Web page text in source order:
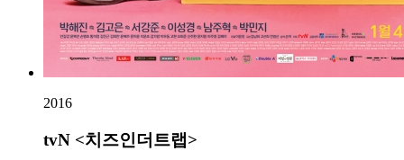
2016
tvN <치즈인더트랩>